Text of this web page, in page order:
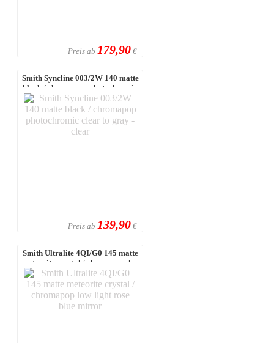
Preis ab 179,90 €
Smith Syncline 003/2W 140 matte
black / chromapop photochromic
c ...
Preis ab 139,90 €
Smith Ultralite 4QI/G0 145 matte
meteorite crystal / chromapop l ...